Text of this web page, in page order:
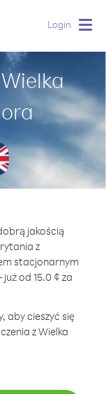
Login
jakością
z
stacjonarnym
od 15.0 ¢ za
aby cieszyć się
z Wielka